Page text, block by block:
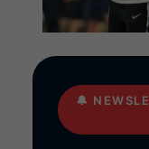
🔔